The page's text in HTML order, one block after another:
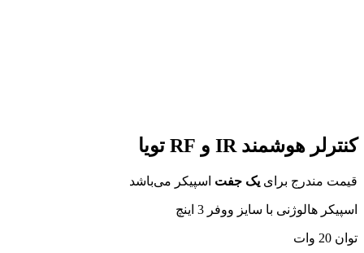
کنترلر هوشمند IR و RF تویا
قیمت مندرج برای یک جفت اسپیکر می‌‎باشد
اسپیکر هالوژنی با سایز ووفر 3 اینچ
توان 20 وات